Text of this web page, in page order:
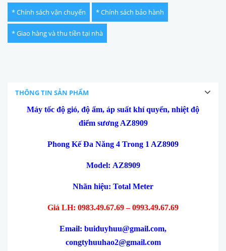
* Chính sách vận chuyển * Chính sách bảo hành
* Giao hàng và thu tiền tại nhà
THÔNG TIN SẢN PHẨM
Máy tốc độ gió, độ ẩm, áp suất khí quyển, nhiệt độ
điểm sương AZ8909
Phong Kế Đa Năng 4 Trong 1 AZ8909
Model: AZ8909
Nhãn hiệu: Total Meter
Giá LH: 0983.49.67.69 – 0993.49.67.69
Email: buiduyhuu@gmail.com,
congtyhuuhao2@gmail.com